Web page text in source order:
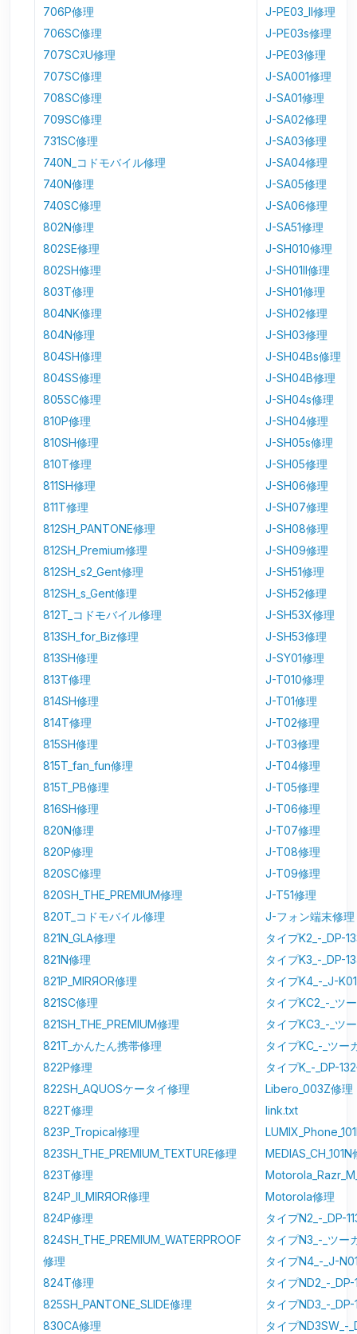
706P修理
706SC修理
707SCﾇU修理
707SC修理
708SC修理
709SC修理
731SC修理
740N_コドモバイル修理
740N修理
740SC修理
802N修理
802SE修理
802SH修理
803T修理
804NK修理
804N修理
804SH修理
804SS修理
805SC修理
810P修理
810SH修理
810T修理
811SH修理
811T修理
812SH_PANTONE修理
812SH_Premium修理
812SH_s2_Gent修理
812SH_s_Gent修理
812T_コドモバイル修理
813SH_for_Biz修理
813SH修理
813T修理
814SH修理
814T修理
815SH修理
815T_fan_fun修理
815T_PB修理
816SH修理
820N修理
820P修理
820SC修理
820SH_THE_PREMIUM修理
820T_コドモバイル修理
821N_GLA修理
821N修理
821P_MIRЯOR修理
821SC修理
821SH_THE_PREMIUM修理
821T_かんたん携帯修理
822P修理
822SH_AQUOSケータイ修理
822T修理
823P_Tropical修理
823SH_THE_PREMIUM_TEXTURE修理
823T修理
824P_II_MIRЯOR修理
824P修理
824SH_THE_PREMIUM_WATERPROOF
修理
824T修理
825SH_PANTONE_SLIDE修理
830CA修理
J-PE03_II修理
J-PE03s修理
J-PE03修理
J-SA001修理
J-SA01修理
J-SA02修理
J-SA03修理
J-SA04修理
J-SA05修理
J-SA06修理
J-SA51修理
J-SH010修理
J-SH01II修理
J-SH01修理
J-SH02修理
J-SH03修理
J-SH04Bs修理
J-SH04B修理
J-SH04s修理
J-SH04修理
J-SH05s修理
J-SH05修理
J-SH06修理
J-SH07修理
J-SH08修理
J-SH09修理
J-SH51修理
J-SH52修理
J-SH53X修理
J-SH53修理
J-SY01修理
J-T010修理
J-T01修理
J-T02修理
J-T03修理
J-T04修理
J-T05修理
J-T06修理
J-T07修理
J-T08修理
J-T09修理
J-T51修理
J-フォン端末修理
タイプK2_-_DP-
タイプK3_-_DP-
タイプK4_-_J-
タイプKC2_-_ツ
タイプKC3_-_ツ
タイプKC_-_ツー
タイプK_-_DP-
Libero_003Z修理
link.txt
MEDIAS_CH_101N
Motorola修理
タイプN2_-_DP-
タイプN3_-_ツー
タイプN4_-_J-
タイプND2_-
タイプND3_-
タイプND3SW_-